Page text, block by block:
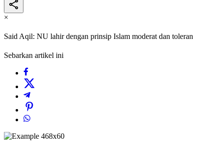
×
Said Aqil: NU lahir dengan prinsip Islam moderat dan toleran
Sebarkan artikel ini